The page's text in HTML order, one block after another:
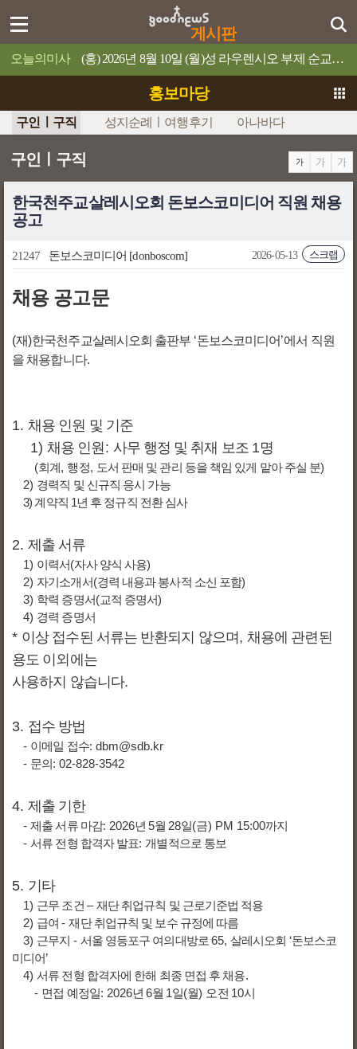
게시판
오늘의미사 (홍) 2026년 8월 10일 (월)성 라우렌시오 부제 순교자 축일누구든지 나를 섬기면 아버지께서 그를 존중해 주실 것이다.
홍보마당
구인ㅣ구직 성지순례ㅣ여행후기 아나바다
구인ㅣ구직
한국천주교살레시오회 돈보스코미디어 직원 채용
공고
21247 돈보스코미디어 [donboscom] 스크랩
2026-05-13
채용 공고문
(재)한국천주교살레시오회 출판부 ‘돈보스코미디어’에서 직원
을 채용합니다.
1. 채용 인원 및 기준
1) 채용 인원 : 사무 행정 및 취재 보조 1명
(회계 , 행정, 도서 판매 및 관리 등을 책임 있게 맡아 주실 분)
2) 경력직 및 신규직 응시 가능
3) 계약직 1년 후 정규직 전환 심사
2. 제출 서류
1) 이력서(자사 양식 사용)
2) 자기소개서(경력 내용과 봉사적 소신 포함)
3) 학력 증명서(교적 증명서)
4) 경력 증명서
* 이상 접수된 서류는 반환되지 않으며 , 채용에 관련된
용도 이외에는
사용하지 않습니다.
3. 접수 방법
- 이메일 접수: dbm@sdb.kr
- 문의 : 02-828-3542
4. 제출 기한
-제출 서류 마감: 2026년5월 28일(금) PM 15:00까지
-서류 전형 합격자 발표: 개별적으로 통보
5. 기타
1) 근무 조건 –재단 취업규칙 및 근로기준법 적용
2) 급여-재단 취업규칙 및 보수 규정에 따름
3) 근무지 - 서울 영등포구 여의대방로 65, 살레시오회 ‘돈보스코
미디어’
4)서류 전형 합격자에 한해 최종 면접 후 채용.
- 면접 예정일: 2026년6월 1일(월) 오전 10시